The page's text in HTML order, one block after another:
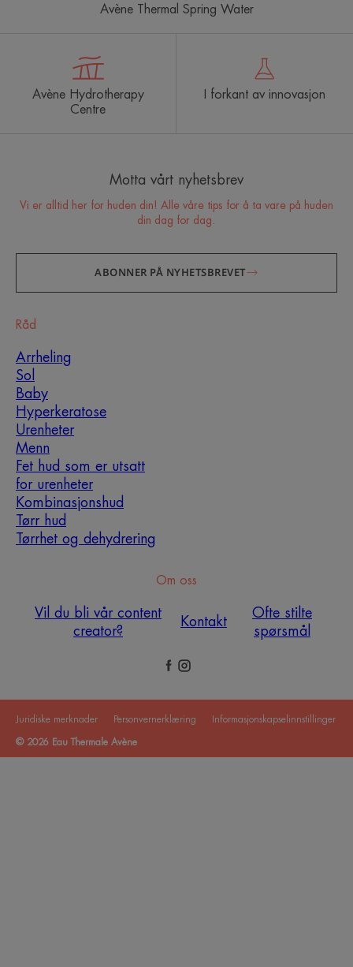
Avène Thermal Spring Water
Avène Hydrotherapy
Centre
I forkant av innovasjon
Motta vårt nyhetsbrev
Vi er alltid her for huden din! Alle våre tips for å ta vare på huden
din dag for dag.
ABONNER PÅ NYHETSBREVET
Råd
Arrheling
Sol
Baby
Hyperkeratose
Urenheter
Menn
Fet hud som er utsatt
for urenheter
Kombinasjonshud
Tørr hud
Tørrhet og dehydrering
Om oss
Vil du bli vår content
creator?
Kontakt
Ofte stilte
spørsmål
Juridiske merknader Personvernerklæring Informasjonskapselinnstillinger
© 2026 Eau Thermale Avène